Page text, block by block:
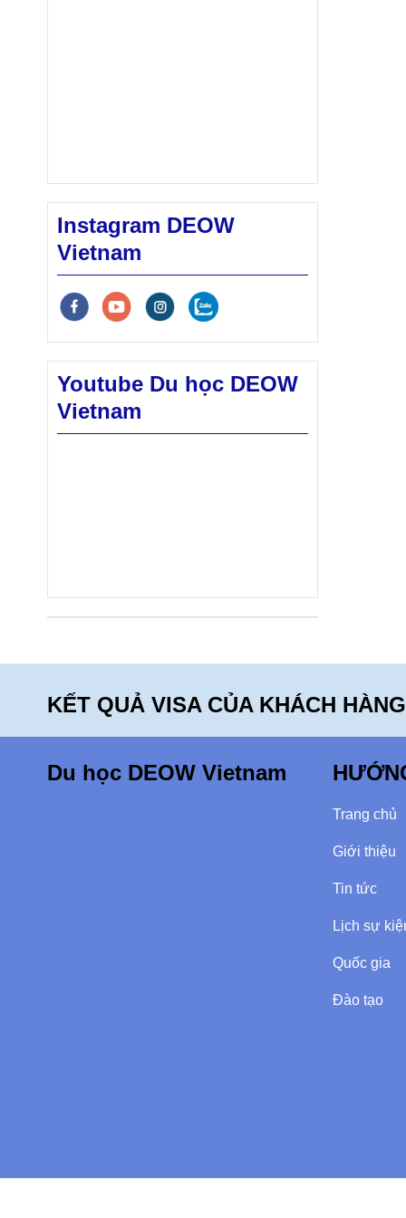
Instagram DEOW
Vietnam
Youtube Du học DEOW
Vietnam
KẾT QUẢ VISA CỦA KHÁCH HÀNG
Du học DEOW Vietnam
Trang chủ
Giới thiệu
Tin tức
Lịch sự
Quốc gia
Đào tạo